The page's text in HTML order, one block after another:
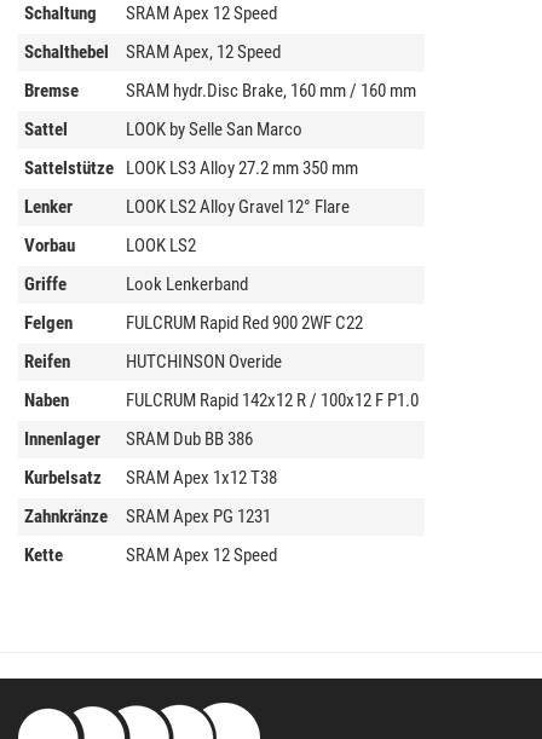
Schaltung
SRAM Apex 12 Speed
Schalthebel
SRAM Apex, 12 Speed
Bremse
SRAM hydr.Disc Brake, 160 mm / 160 mm
Sattel
LOOK by Selle San Marco
Sattelstütze
LOOK LS3 Alloy 27.2 mm 350 mm
Lenker
LOOK LS2 Alloy Gravel 12° Flare
Vorbau
LOOK LS2
Griffe
Look Lenkerband
Felgen
FULCRUM Rapid Red 900 2WF C22
Reifen
HUTCHINSON Overide
Naben
FULCRUM Rapid 142x12 R / 100x12 F P1.0
Innenlager
SRAM Dub BB 386
Kurbelsatz
SRAM Apex 1x12 T38
Zahnkränze
SRAM Apex PG 1231
Kette
SRAM Apex 12 Speed